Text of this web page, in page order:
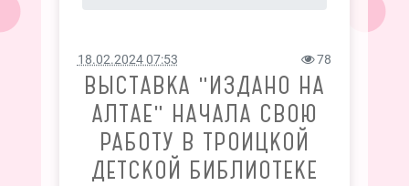
18.02.2024 07:53 78
ВЫСТАВКА "ИЗДАНО НА
АЛТАЕ" НАЧАЛА СВОЮ
РАБОТУ В ТРОИЦКОЙ
ДЕТСКОЙ БИБЛИОТЕКЕ